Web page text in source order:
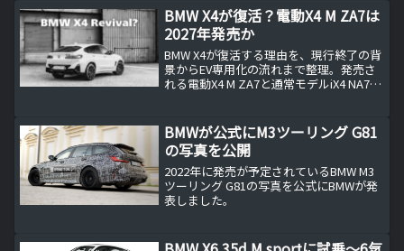
す。
BMW X4が復活？電動X4 M ZA7は
2027年発売か
BMW X4が復活する理由を、現行終了の背
景からEV専用化の流れまで整理。発売さ
れる電動X4 M ZA7と通常モデルiX4 NA7の
る。さらにクアッドモーターなど電動M
の注目点と、Neue Klasse世代で2027年
を目安とする登場時期の根拠を、余計な
推測を排して事実ベースで丁寧にまとめ
た。
BMWが公式にM3ツーリング G81
の写真を公開
2022年に発売が予定されているBMW M3
ツーリング G81の写真を公式にBMWが発
表しました。